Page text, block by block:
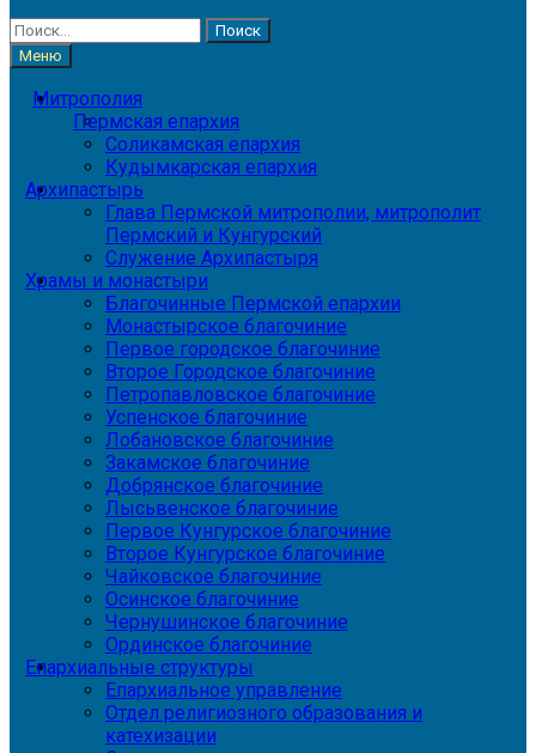
Найти:
Меню
Митрополия
Пермская епархия
Соликамская епархия
Кудымкарская епархия
Архипастырь
Глава Пермской митрополии, митрополит
Пермский и Кунгурский
Служение Архипастыря
Храмы и монастыри
Благочинные Пермской епархии
Монастырское благочиние
Первое городское благочиние
Второе Городское благочиние
Петропавловское благочиние
Успенское благочиние
Лобановское благочиние
Закамское благочиние
Добрянское благочиние
Лысьвенское благочиние
Первое Кунгурское благочиние
Второе Кунгурское благочиние
Чайковское благочиние
Осинское благочиние
Чернушинское благочиние
Ординское благочиние
Епархиальные структуры
Епархиальное управление
Отдел религиозного образования и
катехизации